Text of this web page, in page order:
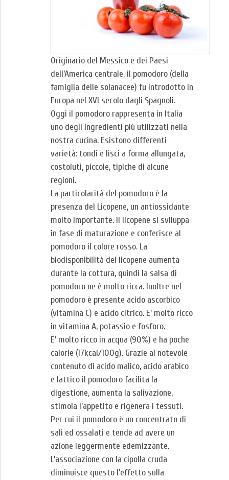
Originario del Messico e dei Paesi
dell’America centrale, il pomodoro (della
famiglia delle solanacee) fu introdotto in
Europa nel XVI secolo dagli Spagnoli.
Oggi il pomodoro rappresenta in Italia
uno degli ingredienti più utilizzati nella
nostra cucina. Esistono differenti
varietà: tondi e lisci a forma allungata,
costoluti, piccole, tipiche di alcune
regioni.
La particolarità del pomodoro è la
presenza del Licopene, un antiossidante
molto importante. Il licopene si sviluppa
in fase di maturazione e conferisce al
pomodoro il colore rosso. La
biodisponibilità del licopene aumenta
durante la cottura, quindi la salsa di
pomodoro ne è molto ricca. Inoltre nel
pomodoro è presente acido ascorbico
(vitamina C) e acido citrico. E’ molto ricco
in vitamina A, potassio e fosforo.
E’ molto ricco in acqua (90%) e ha poche
calorie (17kcal/100g). Grazie al notevole
contenuto di acido malico, acido arabico
e lattico il pomodoro facilita la
digestione, aumenta la salivazione,
stimola l’appetito e rigenera i tessuti.
Per cui il pomodoro è un concentrato di
sali ed ossalati e tende ad avere un
azione leggermente edemizzante.
L’associazione con la cipolla cruda
diminuisce questo l’effetto sulla